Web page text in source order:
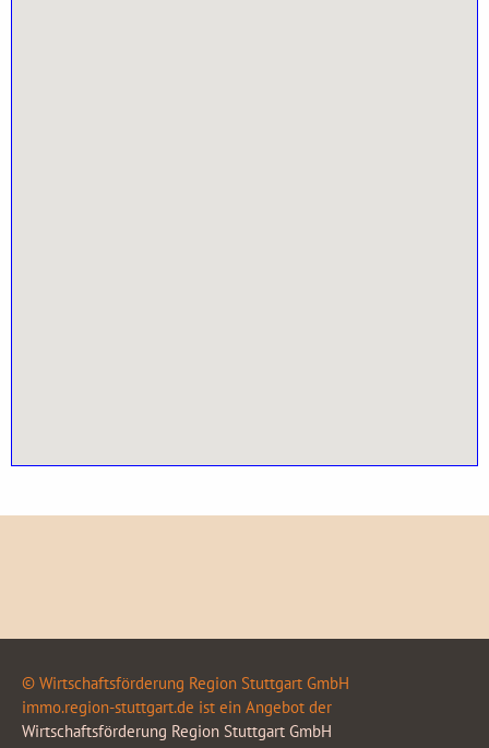
© Wirtschaftsförderung Region Stuttgart GmbH
immo.region-stuttgart.de ist ein Angebot der
Wirtschaftsförderung Region Stuttgart GmbH